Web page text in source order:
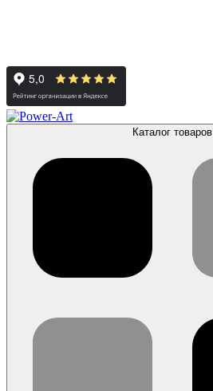
Каталог товаров